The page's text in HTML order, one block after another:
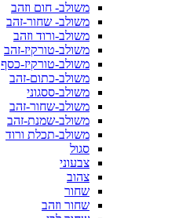
משולב- חום וזהב
משולב- שחור-זהב
משולב-ורוד וזהב
משולב-טורקיז-זהב
משולב-טורקיז-כסף
משולב-כתום-זהב
משולב-ססגוני
משולב-שחור-זהב
משולב-שמנת-זהב
משולב-תכלת ורוד
סגול
צבעוני
צהוב
שחור
שחור וזהב